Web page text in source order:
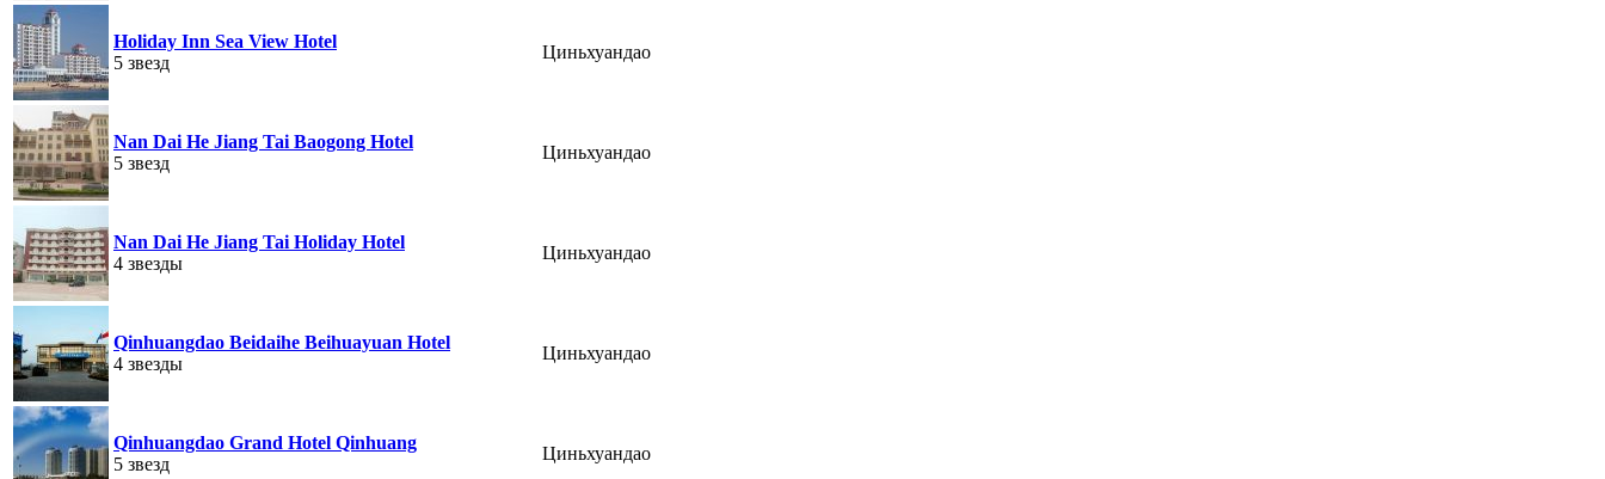
Holiday Inn Sea View Hotel
5 звезд
Циньхуандао
Nan Dai He Jiang Tai Baogong Hotel
5 звезд
Циньхуандао
Nan Dai He Jiang Tai Holiday Hotel
4 звезды
Циньхуандао
Qinhuangdao Beidaihe Beihuayuan Hotel
4 звезды
Циньхуандао
Qinhuangdao Grand Hotel Qinhuang
5 звезд
Циньхуандао